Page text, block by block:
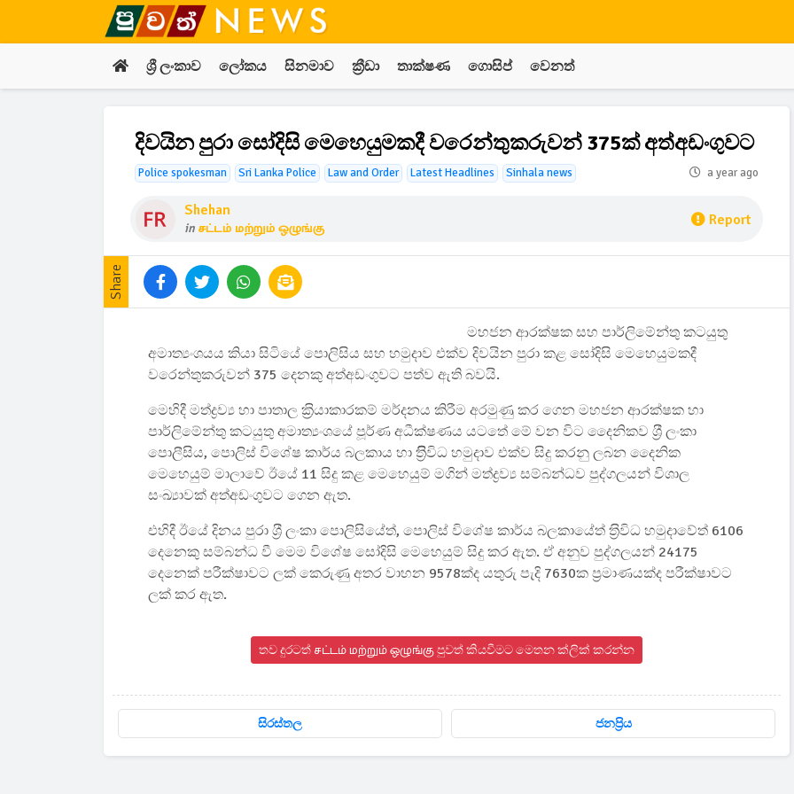
ශ්‍රී ලංකාව ලෝකය සිනමාව ක්‍රීඩා තාක්ෂණ ගොසිප් වෙනත්
දිවයින පුරා සෝදිසි මෙහෙයුමකදී වරෙන්තුකරුවන් 375ක් අත්අඩංගුවට
Police spokesman Sri Lanka Police Law and Order Latest Headlines Sinhala news a year ago
Shehan
in சட்டம் மற்றும் ஒழுங்கு Report
Share
මහජන ආරක්ෂක සහ පාර්ලිමේන්තු කටයුතු
අමාත්‍යංශයය කියා සිටියේ පොලිසිය සහ හමුදාව එක්ව දිවයින පුරා කළ සෝදිසි මෙහෙයුමකදී
වරෙන්තුකරුවන් 375 දෙනකු අත්අඩංගුවට පත්ව ඇති බවයි.
මෙහිදී මත්ද්‍රව්‍ය හා පාතාල ක‍්‍රියාකාරකම් මර්දනය කිරීම අරමුණු කර ගෙන මහජන ආරක්ෂක හා
පාර්ලිමේන්තු කටයුතු අමාත්‍යංශයේ පූර්ණ අධීක්ෂණය යටතේ මේ වන විට දෛනිකව ශ‍්‍රී ලංකා
පොලීසිය, පොලිස් විශේෂ කාර්ය බලකාය හා ත‍්‍රිිවිධ හමුදාව එක්ව සිදු කරනු ලබන දෛනික
මෙහෙයුම් මාලාවේ ඊයේ 11 සිදු කළ මෙහෙයුම් මගින් මත්ද්‍රව්‍ය සම්බන්ධව පුද්ගලයන් විශාල
සංඛ්‍යාවක් අත්අඩංගුවට ගෙන ඇත.
එහිදී ඊයේ දිනය පුරා ශ‍්‍රී ලංකා පොලිසියේත්, පොලිස් විශේෂ කාර්ය බලකායේත් ත‍්‍රිවිධ හමුදාවේත් 6106
දෙනෙකු සම්බන්ධ වී මෙම විශේෂ සෝදිසි මෙහෙයුම් සිදු කර ඇත. ඒ අනුව පුද්ගලයන් 24175
දෙනෙක් පරීක්ෂාවට ලක් කෙරුණු අතර වාහන 9578ක්ද යතුරු පැදි 7630ක ප‍්‍රමාණයක්ද පරීක්ෂාවට
ලක් කර ඇත.
තව දුරටත් சட்டம் மற்றும் ஒழுங்கு පුවත් කියවීමට මෙතන ක්ලික් කරන්න
සිරස්තල ජනප්‍රිය